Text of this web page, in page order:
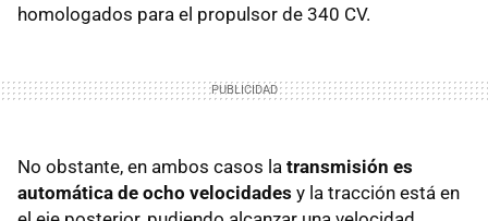
homologados para el propulsor de 340 CV.
No obstante, en ambos casos la transmisión es
automática de ocho velocidades y la tracción está en